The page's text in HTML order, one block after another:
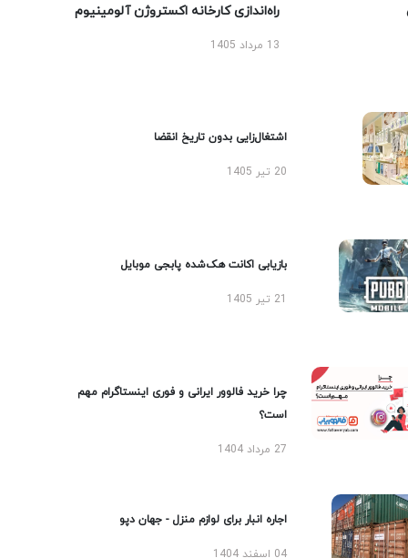
راه‌اندازی کارخانه اکستروژن آلومینیوم
13 مرداد 1405
اشتغال‌زایی بدون تاریخ انقضا
20 تیر 1405
بازیابی اکانت هک‌شده پابجی موبایل
چرا خرید فالوور ایرانی و فوری اینستاگرام مهم
است؟
27 مرداد 1404
اجاره انبار برای لوازم منزل - جهان دپو
04 اسفند 1404